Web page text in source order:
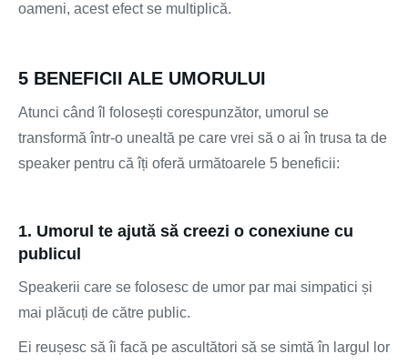
oameni, acest efect se multiplică.
5 BENEFICII ALE UMORULUI
Atunci când îl folosești corespunzător, umorul se
transformă într-o unealtă pe care vrei să o ai în trusa ta de
speaker pentru că îți oferă următoarele 5 beneficii:
1. Umorul te ajută să creezi o conexiune cu
publicul
Speakerii care se folosesc de umor par mai simpatici și
mai plăcuți de către public.
Ei reușesc să îi facă pe ascultători să se simtă în largul lor